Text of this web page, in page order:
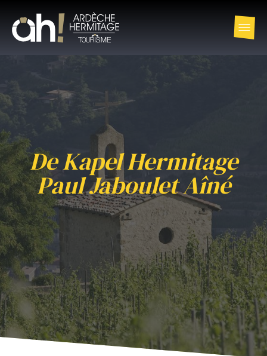
De Kapel Hermitage
Paul Jaboulet Aîné